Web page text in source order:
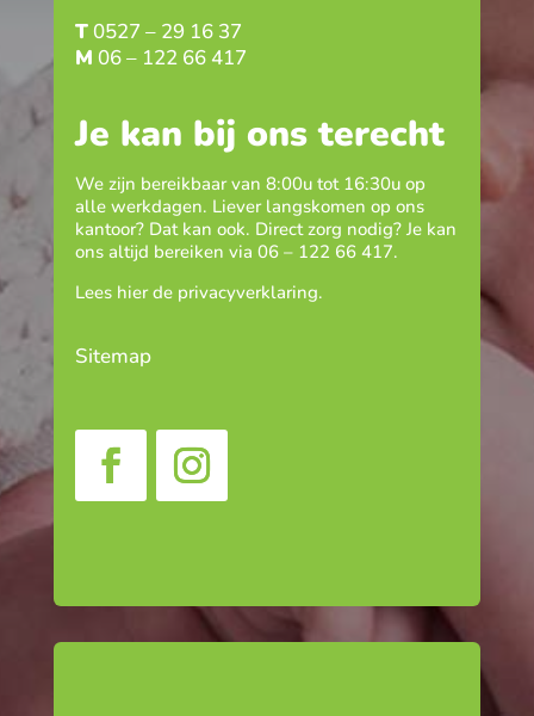
T 0527 – 29 16 37
M 06 – 122 66 417
Je kan bij ons terecht
We zijn bereikbaar van 8:00u tot 16:30u op
alle werkdagen. Liever langskomen op ons
kantoor? Dat kan ook. Direct zorg nodig? Je kan
ons altijd bereiken via 06 – 122 66 417.
Lees hier de privacyverklaring.
Sitemap